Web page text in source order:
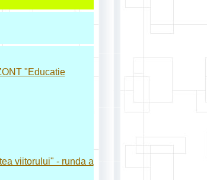
"Educatie
viitorului" - runda a